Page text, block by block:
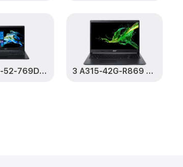
Заказать
Заказать
15 EX215-52-769D (NX.EG8ER.00P) 3 A315-42G-R869 (NX.HF8ER.03P)